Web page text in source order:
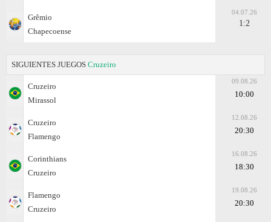
Grêmio
Chapecoense
04.07.26
1:2
SIGUIENTES JUEGOS Cruzeiro
Cruzeiro
Mirassol
09.08.26
10:00
Cruzeiro
Flamengo
12.08.26
20:30
Corinthians
Cruzeiro
16.08.26
18:30
Flamengo
Cruzeiro
19.08.26
20:30